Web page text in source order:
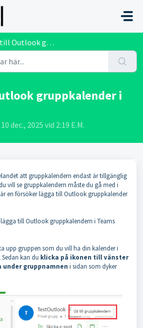
gruppkalender i Teams
gruppkalender i
dec., 2025 vid 2:19 E.M.
att gruppkalendern endast är tillgänglig
vill se gruppkalendern måste du gå med i
en försöker lägga till Outlook gruppkalender
till Outlook gruppkalendern i Teams
upp gruppen som du vill ha din kalender i
kan du klicka på ikonen till vänster
gruppnamnen i sidan som dyker